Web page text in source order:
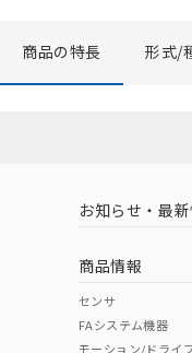
商品の特長 形式/
お知らせ・最
商品情報
センサ
FAシステム機器
モーション/ドライ